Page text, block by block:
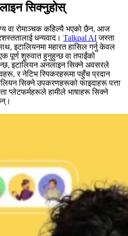
सिक्नुहोस्
वा रोमाञ्चक कहिल्यै भएको छैन, आज
धन्यवाद। Talkpal AIजस्ता
इटालियनमा महारत हासिल गर्नु केवल
पूर्ण शुरुवात हुनुहुन्छ वा तपाईंको
इटालियन अनलाइन सिक्ने अवसरले
र नेटिभ स्पिकरहरूमा पहुँच प्रदान
सिक्ने उपकरणहरूको फाइदाहरू पत्ता
प्लेटफर्महरूले हामीले भाषाहरू सिक्ने